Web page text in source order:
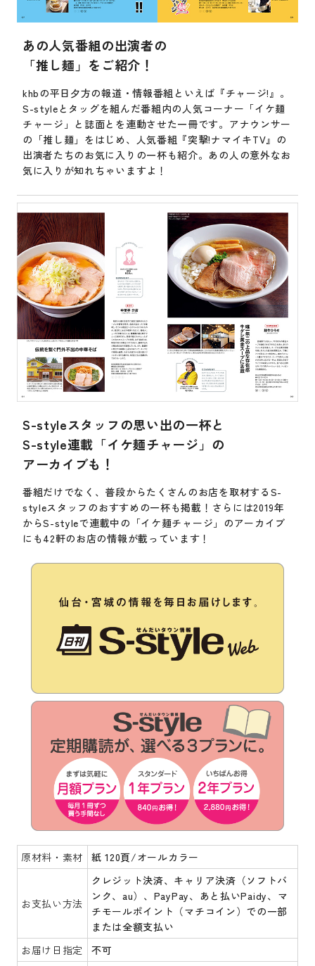
あの人気番組の出演者の
「推し麺」をご紹介！
khbの平日夕方の報道・情報番組といえば『チャージ!』。
S-styleとタッグを組んだ番組内の人気コーナー「イケ麺
チャージ」と誌面とを連動させた一冊です。アナウンサー
の「推し麺」をはじめ、人気番組『突撃!ナマイキTV』の
出演者たちのお気に入りの一杯も紹介。あの人の意外なお
気に入りが知れちゃいますよ！
S-styleスタッフの思い出の一杯と
S-style連載「イケ麺チャージ」の
アーカイブも！
番組だけでなく、普段からたくさんのお店を取材するS-
styleスタッフのおすすめの一杯も掲載！さらには2019年
からS-styleで連載中の「イケ麺チャージ」のアーカイブ
にも42軒のお店の情報が載っています！
原材料・素材 紙 120頁/オールカラー
お支払い方法
クレジット決済、キャリア決済（ソフトバ
ンク、au）、PayPay、あと払いPaidy、マ
チモールポイント（マチコイン）での一部
または全額支払い
お届け日指定
不可